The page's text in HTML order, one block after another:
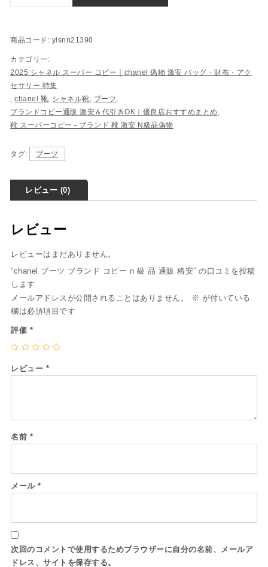
商品コード: yisnn21390
カテゴリー:
2025 シャネル スーパー コピー｜chanel 偽物 激安 バッグ・財布・アク
セサリー 特集
,chanel 靴, シャネル靴, ブーツ,
ブランドコピー通販 激安＆代引きOK｜優良店おすすめまとめ ,
靴 スーパーコピー - ブランド 靴 激安 N級品偽物
タグ: ブーツ
レビュー (0)
レビュー
レビューはまだありません。
“chanel ブーツ ブランド コピー n 級 品 通販 格安” の口コミを投稿
します
メールアドレスが公開されることはありません。
※ が付いている
欄は必須項目です
評価 *
レビュー *
名前 *
メール*
次回のコメントで使用するためブラウザーに自分の名前、メールア
ドレス、サイトを保存する。